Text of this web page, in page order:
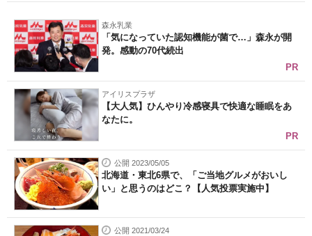
森永乳業
「気になっていた認知機能が菌で…」森永が開
発。感動の70代続出
PR
アイリスプラザ
【大人気】ひんやり冷感寝具で快適な睡眠をあ
なたに。
PR
公開 2023/05/05
北海道・東北6県で、「ご当地グルメがおいし
い」と思うのはどこ？【人気投票実施中】
公開 2021/03/24